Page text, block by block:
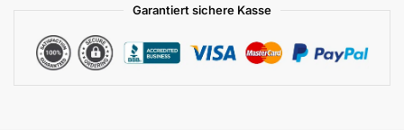
Garantiert sichere Kasse